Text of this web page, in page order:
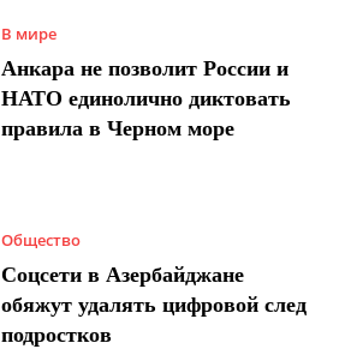
В мире
Анкара не позволит России и
НАТО единолично диктовать
правила в Черном море
Общество
Соцсети в Азербайджане
обяжут удалять цифровой след
подростков